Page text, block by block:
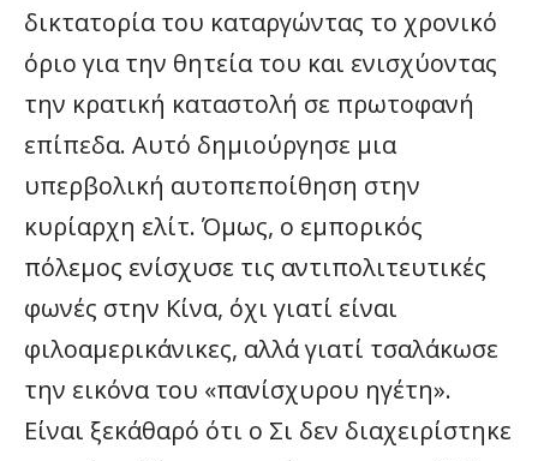
δικτατορία του καταργώντας το χρονικό
όριο για την θητεία του και ενισχύοντας
την κρατική καταστολή σε πρωτοφανή
επίπεδα. Αυτό δημιούργησε μια
υπερβολική αυτοπεποίθηση στην
κυρίαρχη ελίτ. Όμως, ο εμπορικός
πόλεμος ενίσχυσε τις αντιπολιτευτικές
φωνές στην Κίνα, όχι γιατί είναι
φιλοαμερικάνικες, αλλά γιατί τσαλάκωσε
την εικόνα του «πανίσχυρου ηγέτη».
Είναι ξεκάθαρό ότι ο Σι δεν διαχειρίστηκε